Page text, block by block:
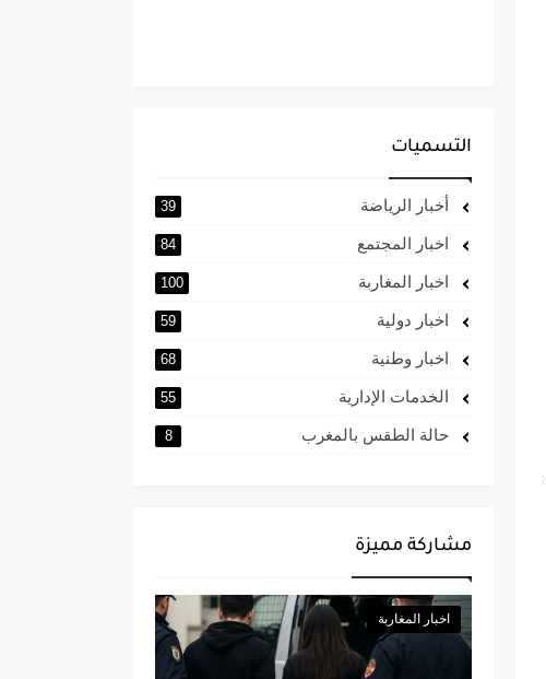
التسميات
أخبار الرياضة 39
اخبار المجتمع 84
اخبار المغاربة 100
اخبار دولية 59
اخبار وطنية 68
الخدمات الإدارية 55
حالة الطقس بالمغرب 8
مشاركة مميزة
اخبار المغاربة